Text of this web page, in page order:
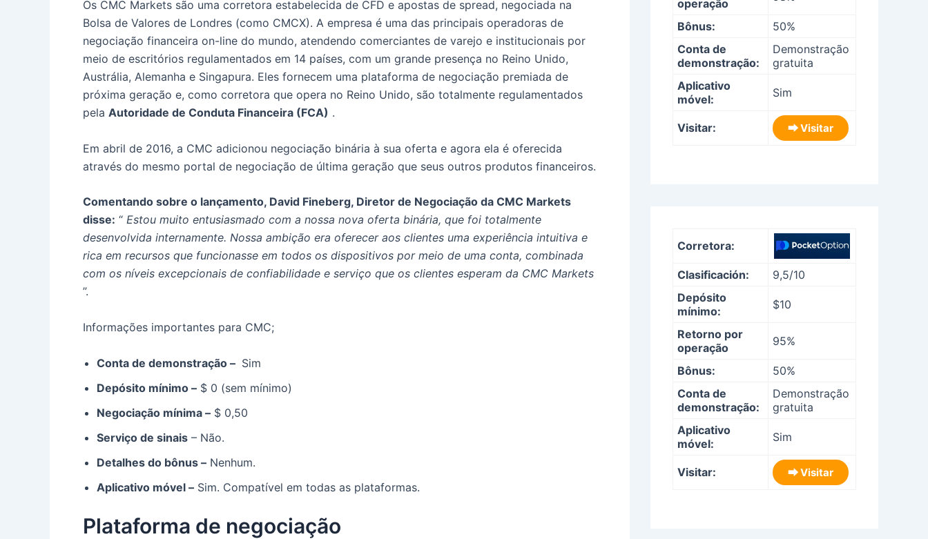
Os CMC Markets são uma corretora estabelecida de CFD e apostas de spread, negociada na
Bolsa de Valores de Londres (como CMCX). A empresa é uma das principais operadoras de
negociação financeira on-line do mundo, atendendo comerciantes de varejo e institucionais por
meio de escritórios regulamentados em 14 países, com um grande presença no Reino Unido,
Austrália, Alemanha e Singapura. Eles fornecem uma plataforma de negociação premiada de
próxima geração e, como corretora que opera no Reino Unido, são totalmente regulamentados
pela Autoridade de Conduta Financeira (FCA) .
Em abril de 2016, a CMC adicionou negociação binária à sua oferta e agora ela é oferecida
através do mesmo portal de negociação de última geração que seus outros produtos financeiros.
Comentando sobre o lançamento, David Fineberg, Diretor de Negociação da CMC Markets
disse: “ Estou muito entusiasmado com a nossa nova oferta binária, que foi totalmente
desenvolvida internamente. Nossa ambição era oferecer aos clientes uma experiência intuitiva e
rica em recursos que funcionasse em todos os dispositivos por meio de uma conta, combinada
com os níveis excepcionais de confiabilidade e serviço que os clientes esperam da CMC Markets
”.
Informações importantes para CMC;
Conta de demonstração – Sim
Depósito mínimo – $ 0 (sem mínimo)
Negociação mínima – $ 0,50
Serviço de sinais – Não.
Detalhes do bônus – Nenhum.
Aplicativo móvel – Sim. Compatível em todas as plataformas.
Plataforma de negociação
operação
Bônus:
50%
Conta de
demonstração:
Demonstração
gratuita
Aplicativo
móvel:
Sim
Visitar: ⮕ Visitar
Corretora:
Clasificación:
9,5/10
Depósito
mínimo:
$10
Retorno por
operação
95%
Bônus:
50%
Conta de
demonstração:
Demonstração
gratuita
Aplicativo
móvel:
Sim
Visitar: ⮕ Visitar